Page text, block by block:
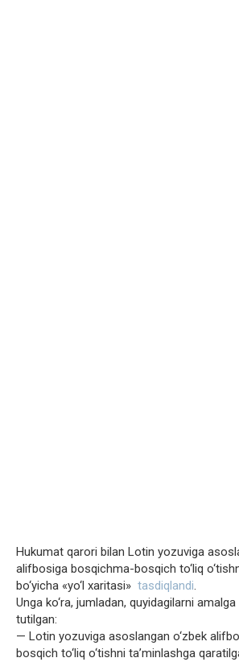
Hukumat qarori bilan Lotin yozuviga
alifbosiga bosqichma-bosqich to‘liq
bo‘yicha «yo‘l xaritasi» tasdiqlandi.
Unga ko‘ra, jumladan, quyidagilarni
tutilgan:
— Lotin yozuviga asoslangan o‘zbek
bosqich to‘liq o‘tishni ta’minlashga